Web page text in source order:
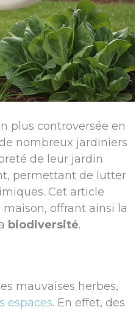
plus controversée en
nombreux jardiniers
de leur jardin.
permettant de lutter
Cet article
offrant ainsi la
biodiversité.
mauvaises herbes,
espaces. En effet, des